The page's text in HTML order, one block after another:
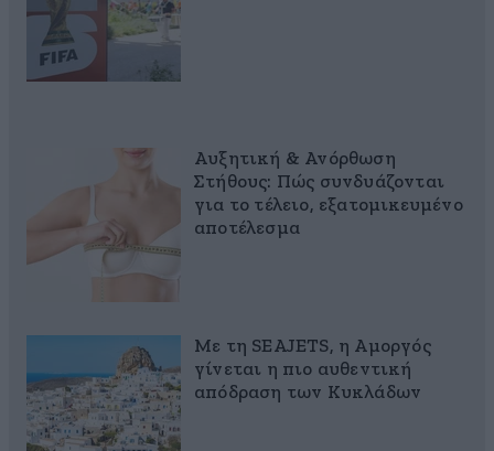
Αυξητική & Ανόρθωση
Στήθους: Πώς συνδυάζονται
για το τέλειο, εξατομικευμένο
αποτέλεσμα
Με τη SEAJETS, η Αμοργός
γίνεται η πιο αυθεντική
απόδραση των Κυκλάδων